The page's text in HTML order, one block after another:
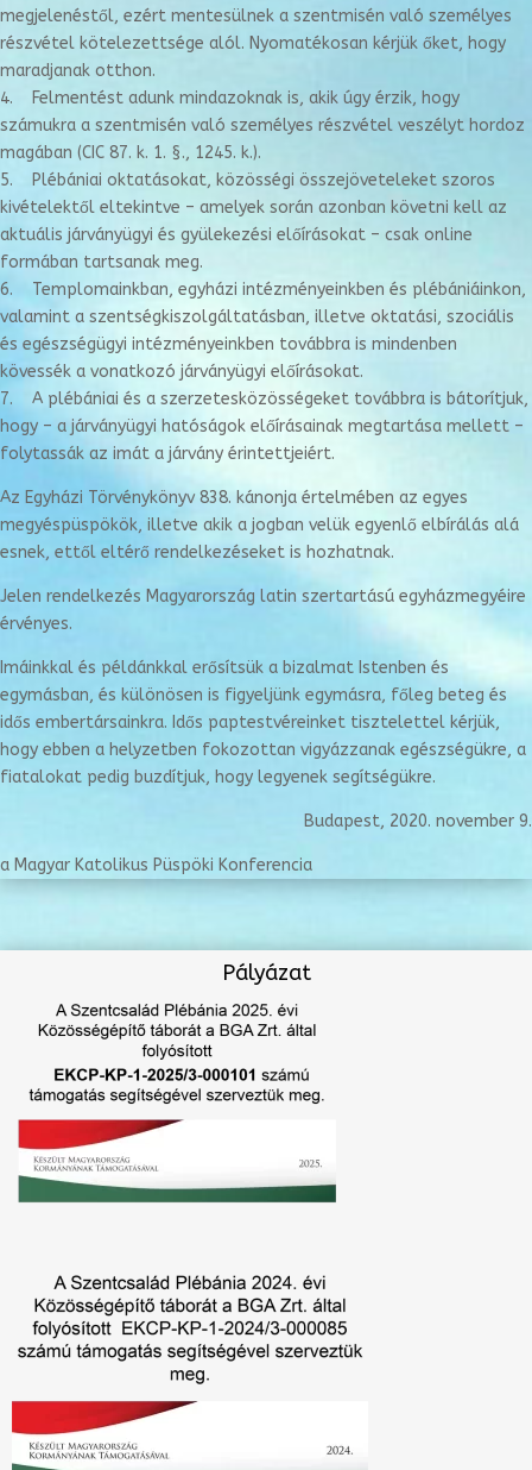
megjelenéstől, ezért mentesülnek a szentmisén való személyes
részvétel kötelezettsége alól. Nyomatékosan kérjük őket, hogy
maradjanak otthon.
4. Felmentést adunk mindazoknak is, akik úgy érzik, hogy
számukra a szentmisén való személyes részvétel veszélyt hordoz
magában (CIC 87. k. 1. §., 1245. k.).
5. Plébániai oktatásokat, közösségi összejöveteleket szoros
kivételektől eltekintve – amelyek során azonban követni kell az
aktuális járványügyi és gyülekezési előírásokat – csak online
formában tartsanak meg.
6. Templomainkban, egyházi intézményeinkben és plébániáinkon,
valamint a szentségkiszolgáltatásban, illetve oktatási, szociális
és egészségügyi intézményeinkben továbbra is mindenben
kövessék a vonatkozó járványügyi előírásokat.
7. A plébániai és a szerzetesközösségeket továbbra is bátorítjuk,
hogy – a járványügyi hatóságok előírásainak megtartása mellett –
folytassák az imát a járvány érintettjeiért.
Az Egyházi Törvénykönyv 838. kánonja értelmében az egyes
megyéspüspökök, illetve akik a jogban velük egyenlő elbírálás alá
esnek, ettől eltérő rendelkezéseket is hozhatnak.
Jelen rendelkezés Magyarország latin szertartású egyházmegyéire
érvényes.
Imáinkkal és példánkkal erősítsük a bizalmat Istenben és
egymásban, és különösen is figyeljünk egymásra, főleg beteg és
idős embertársainkra. Idős paptestvéreinket tisztelettel kérjük,
hogy ebben a helyzetben fokozottan vigyázzanak egészségükre, a
fiatalokat pedig buzdítjuk, hogy legyenek segítségükre.
Budapest, 2020. november 9.
a Magyar Katolikus Püspöki Konferencia
Pályázat